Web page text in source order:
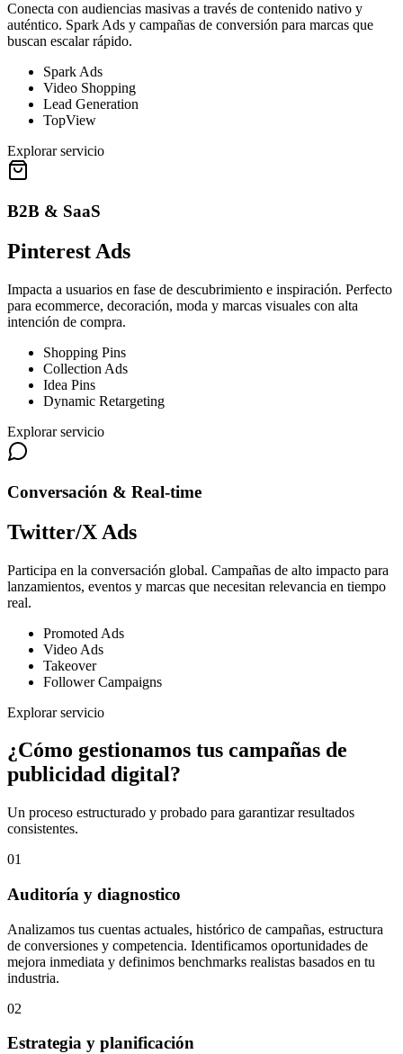
Conecta con audiencias masivas a través de contenido nativo y
auténtico. Spark Ads y campañas de conversión para marcas que
buscan escalar rápido.
Spark Ads
Video Shopping
Lead Generation
TopView
Explorar servicio
B2B & SaaS
Pinterest Ads
Impacta a usuarios en fase de descubrimiento e inspiración. Perfecto
para ecommerce, decoración, moda y marcas visuales con alta
intención de compra.
Shopping Pins
Collection Ads
Idea Pins
Dynamic Retargeting
Explorar servicio
Conversación & Real-time
Twitter/X Ads
Participa en la conversación global. Campañas de alto impacto para
lanzamientos, eventos y marcas que necesitan relevancia en tiempo
real.
Promoted Ads
Video Ads
Takeover
Follower Campaigns
Explorar servicio
¿Cómo gestionamos tus campañas de
publicidad digital?
Un proceso estructurado y probado para garantizar resultados
consistentes.
01
Auditoría y diagnostico
Analizamos tus cuentas actuales, histórico de campañas, estructura
de conversiones y competencia. Identificamos oportunidades de
mejora inmediata y definimos benchmarks realistas basados en tu
industria.
02
Estrategia y planificación